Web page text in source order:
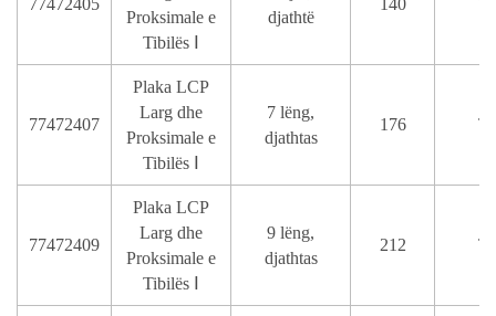
Proksimale e
Tibilës Ⅰ
djathtë
77472407
Plaka LCP
Larg dhe
Proksimale e
Tibilës Ⅰ
7 lëng,
djathtas
176 T
77472409
Plaka LCP
Larg dhe
Proksimale e
Tibilës Ⅰ
9 lëng,
djathtas
212 T